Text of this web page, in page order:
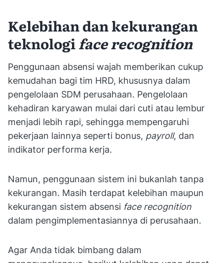
Kelebihan dan kekurangan
teknologiface recognition
Penggunaan absensi wajah memberikan cukup
kemudahan bagi tim HRD, khususnya dalam
pengelolaan SDM perusahaan. Pengelolaan
kehadiran karyawan mulai dari cuti atau lembur
menjadi lebih rapi, sehingga mempengaruhi
pekerjaan lainnya seperti bonus, payroll, dan
indikator performa kerja.
Namun, penggunaan sistem ini bukanlah tanpa
kekurangan. Masih terdapat kelebihan maupun
kekurangan sistem absensi face recognition
dalam pengimplementasiannya di perusahaan.
Agar Anda tidak bimbang dalam